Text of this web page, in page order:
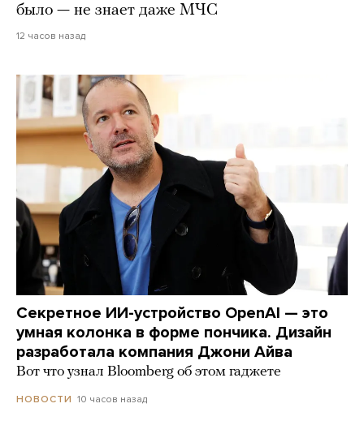
было — не знает даже МЧС
12 часов назад
Секретное ИИ-устройство OpenAI — это
умная колонка в форме пончика. Дизайн
разработала компания Джони Айва
Вот что узнал Bloomberg об этом гаджете
НОВОСТИ 10 часов назад